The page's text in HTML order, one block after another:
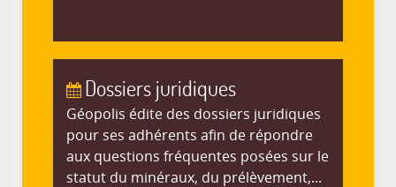
Dossiers juridiques
Géopolis édite des dossiers juridiques
pour ses adhérents afin de répondre
aux questions fréquentes posées sur le
statut du minéraux, du prélèvement,...